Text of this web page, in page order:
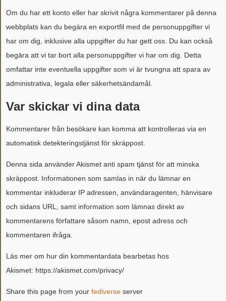
Om du har ett konto eller har skrivit några kommentarer på denna
webbplats kan du begära en exportfil med de personuppgifter vi
har om dig, inklusive alla uppgifter du har gett oss. Du kan också
begära att vi tar bort alla personuppgifter vi har om dig. Detta
omfattar inte eventuella uppgifter som vi är tvungna att spara av
administrativa, legala eller säkerhetsändamål.
Var skickar vi dina data
Kommentarer från besökare kan komma att kontrolleras via en
automatisk detekteringstjänst för skräppost.
Denna sida använder Akismet anti spam tjänst för att minska
skräppost. Informationen som samlas in när du lämnar en
kommentar inkluderar IP adressen, användaragenten, hänvisare
och sidans URL, samt information som lämnas direkt av
kommentarens författare såsom namn, epost adress och
kommentaren ifråga.
Läs mer om hur din kommentardata bearbetas hos
Akismet: https://akismet.com/privacy/
Share this page from your fediverse server